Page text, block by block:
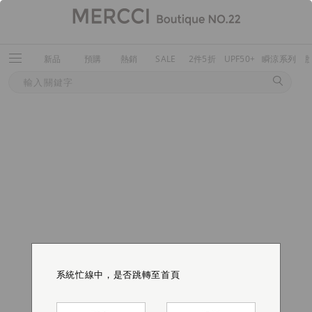
新品 預購 熱銷 SALE 2件5折 UPF50+ 瞬涼系列
系統忙線中，是否跳轉至首頁
系統忙線中，是否跳轉至首頁
系統忙線中，是否跳轉至首頁
系統忙線中，是否跳轉至首頁
系統忙線中，是否跳轉至首頁